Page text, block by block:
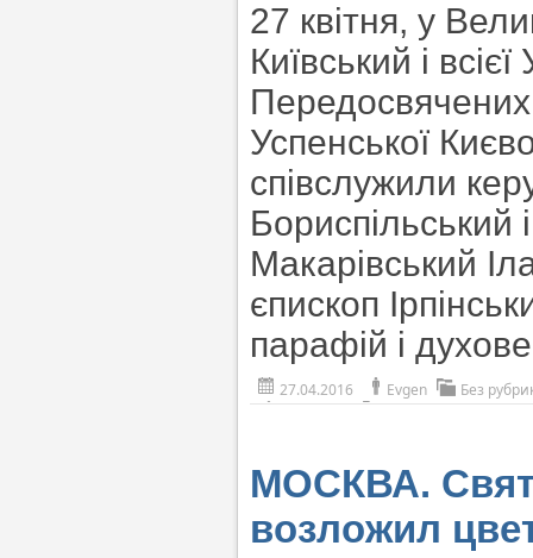
27 квітня, у
Київський і
Успенської
співслужили
Бориспільський
Макарівський
єпископ
парафій і
27.04.2016 Evgen Без
МОСКВА.
возложил